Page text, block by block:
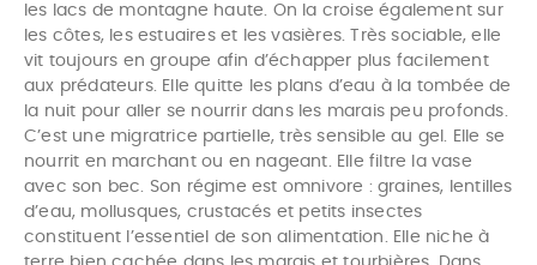
les lacs de montagne haute. On la croise également sur
les côtes, les estuaires et les vasières. Très sociable, elle
vit toujours en groupe afin d’échapper plus facilement
aux prédateurs. Elle quitte les plans d’eau à la tombée de
la nuit pour aller se nourrir dans les marais peu profonds.
C’est une migratrice partielle, très sensible au gel. Elle se
nourrit en marchant ou en nageant. Elle filtre la vase
avec son bec. Son régime est omnivore : graines, lentilles
d’eau, mollusques, crustacés et petits insectes
constituent l’essentiel de son alimentation. Elle niche à